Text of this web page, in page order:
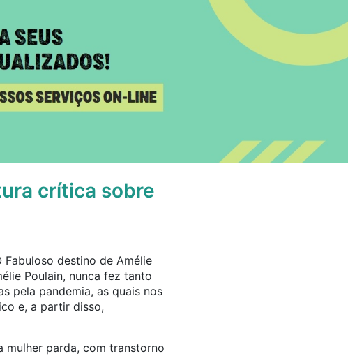
crítica sobre
Fabuloso destino de Amélie
Poulain, nunca fez tanto
pela pandemia, as quais nos
e, a partir disso,
mulher parda, com transtorno